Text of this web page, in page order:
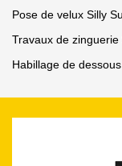
Pose de velux Silly
Travaux de
Habillage de